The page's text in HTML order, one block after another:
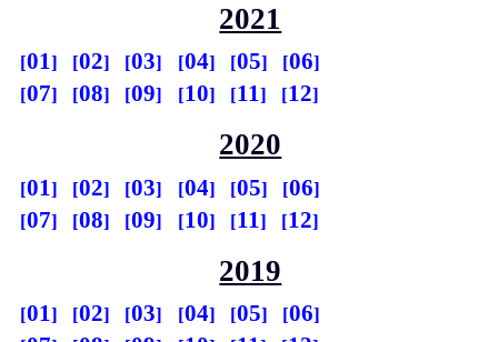
2021
01 02 03 04 05
06
07
08 09 10 11 12
2020
01 02 03 04 05
06
07
08 09 10 11 12
2019
01 02 03 04 05
06